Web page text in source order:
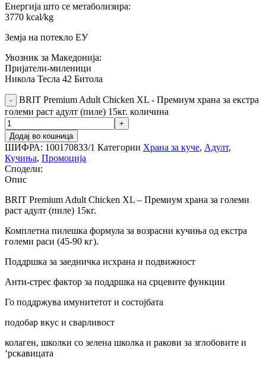
Енергија што се метаболизира:
3770 kcal/kg
Земја на потекло ЕУ
Увозник за Македонија:
Пријатели-миленици
Никола Тесла 42 Битола
BRIT Premium Adult Chicken ХL - Премиум храна за екстра
големи раст адулт (пиле) 15кг. количина
Додај во кошница
ШИФРА: 100170833/1 Категории Храна за куче, Адулт,
Кучиња, Промоција
Сподели:
Опис
BRIT Premium Adult Chicken ХL – Премиум храна за големи
раст адулт (пиле) 15кг.
Комплетна пилешка формула за возрасни кучиња од екстра
големи раси (45-90 кг).
Поддршка за заедничка исхрана и подвижност
Анти-стрес фактор за поддршка на срцевите функции
Го поддржува имунитетот и состојбата
подобар вкус и сварливост
колаген, школки со зелена школка и ракови за зглобовите и
‘рскавицата